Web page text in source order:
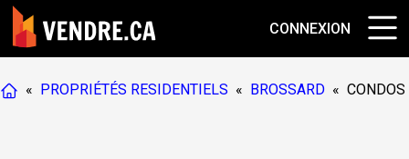
CONNEXION
« PROPRIÉTÉS RESIDENTIELS « BROSSARD « CONDOS